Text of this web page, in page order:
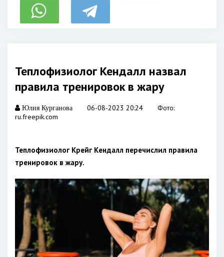
Теплофизиолог Кендалл назвал
правила тренировок в жару
Юлия Курганова 06-08-2023 20:24
Фото:
ru.freepik.com
Теплофизиолог Крейг Кендалл перечислил правила
тренировок в жару.